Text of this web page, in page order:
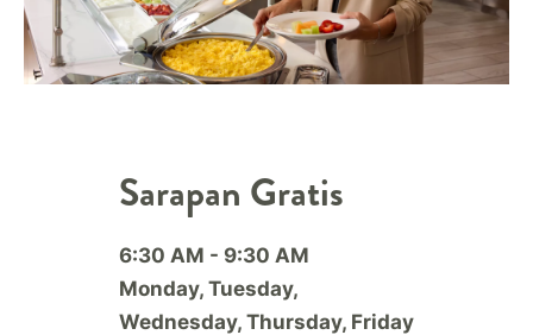
Sarapan Gratis
6:30 AM - 9:30 AM
Monday, Tuesday,
Wednesday, Thursday, Friday